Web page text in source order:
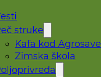
struke
Kafa kod Agrosave
Zimska škola